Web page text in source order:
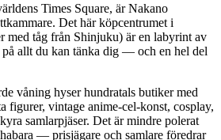
Times Square, är Nakano
Det här köpcentrumet i
med tåg från Shinjuku) är en labyrint av
på allt du kan tänka dig — och en hel del
våning hyser hundratals butiker med
figurer, vintage anime-cel-konst, cosplay,
samlarpjäser. Det är mindre polerat
— prisjägare och samlare föredrar